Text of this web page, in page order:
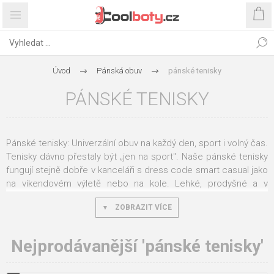
Úvod Pánská obuv pánské tenisky
PÁNSKÉ TENISKY
Pánské tenisky: Univerzální obuv na každý den, sport i volný čas.
Tenisky dávno přestaly být „jen na sport". Naše pánské tenisky
fungují stejně dobře v kanceláři s dress code smart casual jako
na víkendovém výletě nebo na kole. Lehké, prodyšné a v
designech od čistě bílých klasik po výrazné barevné
Každý materiál má svůj ideální scénář použití:
ZOBRAZIT VÍCE
Nejprodávanější 'pánské tenisky'